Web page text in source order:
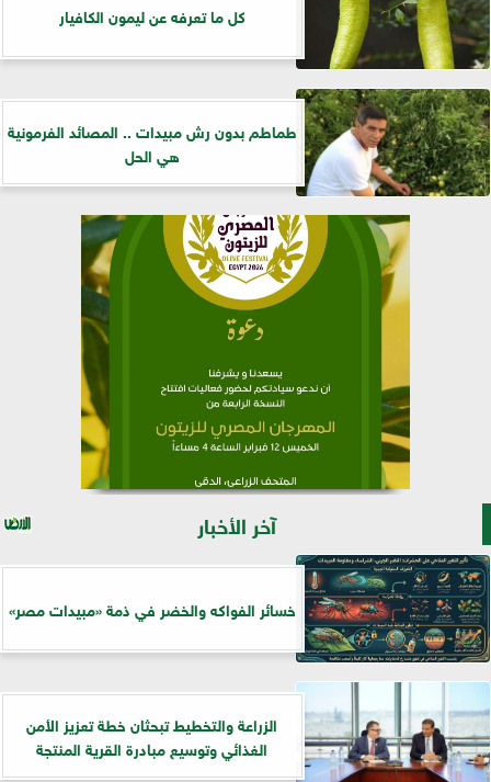
كل ما تعرفه عن ليمون الكافيار
طماطم بدون رش مبيدات .. المصائد الفرمونية
هي الحل
آخر الأخبار
خسائر الفواكه والخضر في ذمة «مبيدات مصر»
الزراعة والتخطيط تبحثان خطة تعزيز الأمن
الغذائي وتوسيع مبادرة القرية المنتجة